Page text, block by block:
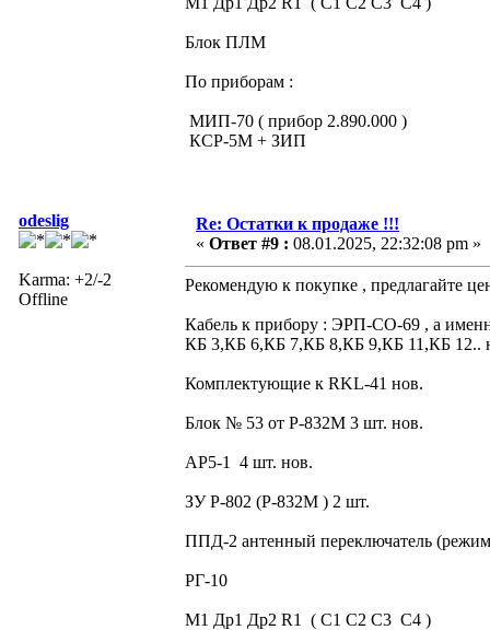
Блок ПЛМ
По приборам :
МИП-70 ( прибор 2.890.000 )
КСР-5М + ЗИП
odeslig
Karma: +2/-2
Offline
Re: Остатки к продаже !!!
« Ответ #9 : 08.01.2025, 22:32:08 pm »
Рекомендую к покупке , предлагайте
Кабель к прибору : ЭРП-СО-69 , а
КБ 3,КБ 6,КБ 7,КБ 8,КБ 9,КБ 11,КБ 12..
Комплектующие к RKL-41 нов.
Блок № 53 от Р-832М 3 шт. нов.
АР5-1 4 шт. нов.
ЗУ Р-802 (Р-832М ) 2 шт.
ППД-2 антенный переключатель
РГ-10
М1 Др1 Др2 R1 ( С1 С2 С3 С4 )